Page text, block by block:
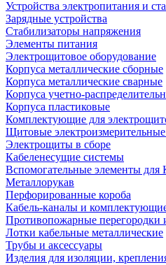
Устройства электропитания и
Зарядные устройства
Стабилизаторы напряжения
Элементы питания
Электрощитовое оборудование
Корпуса металлические сборные
Корпуса металлические сварные
Корпуса учетно-
Корпуса пластиковые
Комплектующие для
Щитовые
Электрощиты в сборе
Кабеленесущие системы
Вспомогательные элементы
Металлорукав
Перфорированные короба
Кабель-каналы и
Противопожарные перегородки
Лотки кабельные металлические
Трубы и аксессуары
Изделия для изоляции,